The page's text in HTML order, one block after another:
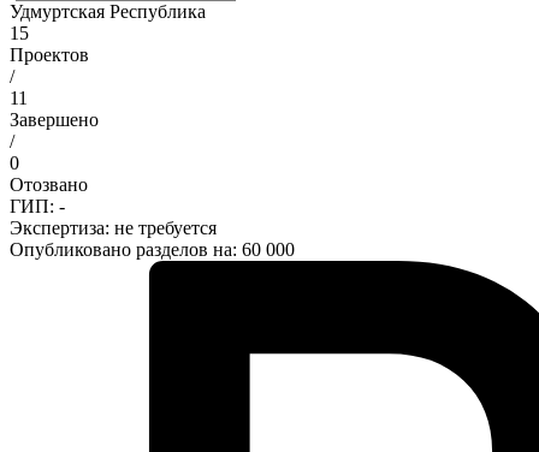
Удмуртская Республика
15
Проектов
/
11
Завершено
/
0
Отозвано
ГИП: -
Экспертиза: не требуется
Опубликовано разделов на: 60 000